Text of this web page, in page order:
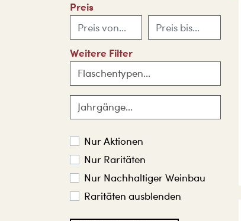
Preis
Weitere Filter
Flaschentypen...
Jahrgänge...
Nur Aktionen
Nur Raritäten
Nur Nachhaltiger Weinbau
Raritäten ausblenden